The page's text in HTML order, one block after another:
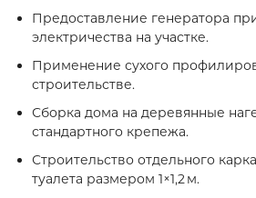
Предоставление генератора
электричества на участке.
Применение сухого
строительстве.
Сборка дома на деревянные
стандартного крепежа.
Строительство отдельного
туалета размером 1×1,2 м.